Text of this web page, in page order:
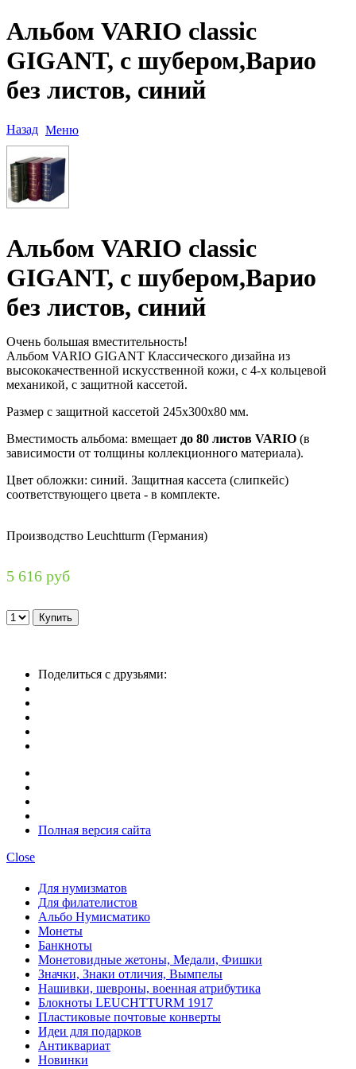
Альбом VARIO classic
GIGANT, с шубером,Варио
без листов, синий
Назад Меню
Альбом VARIO classic
GIGANT, с шубером,Варио
без листов, синий
Очень большая вместительность!
Альбом VARIO GIGANT Классического дизайна из
высококачественной искусственной кожи, с 4-х кольцевой
механикой, с защитной кассетой.
Размер с защитной кассетой 245x300х80 мм.
Вместимость альбома: вмещает до 80 листов VARIO (в
зависимости от толщины коллекционного материала).
Цвет обложки: синий. Защитная кассета (слипкейс)
соответствующего цвета - в комплекте.
Производство Leuchtturm (Германия)
5 616 руб
Поделиться с друзьями:
Полная версия сайта
Close
Для нумизматов
Для филателистов
Альбо Нумисматико
Монеты
Банкноты
Монетовидные жетоны, Медали, Фишки
Значки, Знаки отличия, Вымпелы
Нашивки, шевроны, военная атрибутика
Блокноты LEUCHTTURM 1917
Пластиковые почтовые конверты
Идеи для подарков
Антиквариат
Новинки